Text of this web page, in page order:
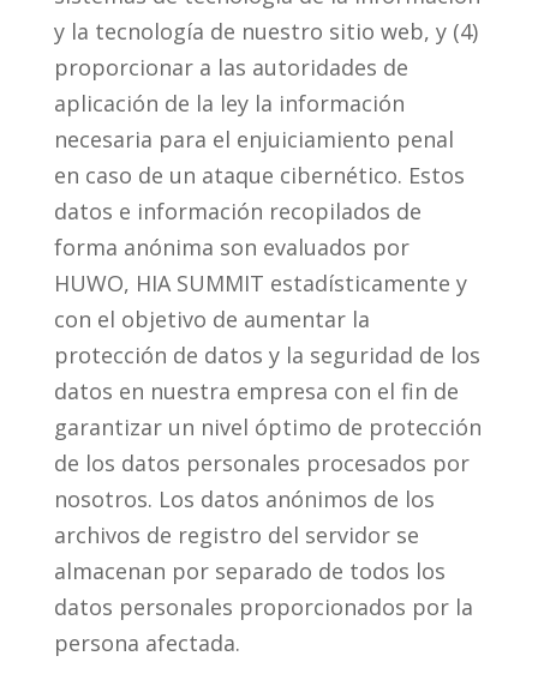
y la tecnología de nuestro sitio web, y (4)
proporcionar a las autoridades de
aplicación de la ley la información
necesaria para el enjuiciamiento penal
en caso de un ataque cibernético. Estos
datos e información recopilados de
forma anónima son evaluados por
HUWO, HIA SUMMIT estadísticamente y
con el objetivo de aumentar la
protección de datos y la seguridad de los
datos en nuestra empresa con el fin de
garantizar un nivel óptimo de protección
de los datos personales procesados por
nosotros. Los datos anónimos de los
archivos de registro del servidor se
almacenan por separado de todos los
datos personales proporcionados por la
persona afectada.